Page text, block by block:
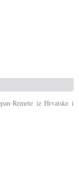
Remete iz Hrvatske i